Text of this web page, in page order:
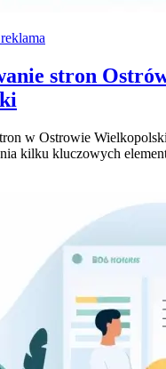
stron
w Ostrowie
kilku kluczowych